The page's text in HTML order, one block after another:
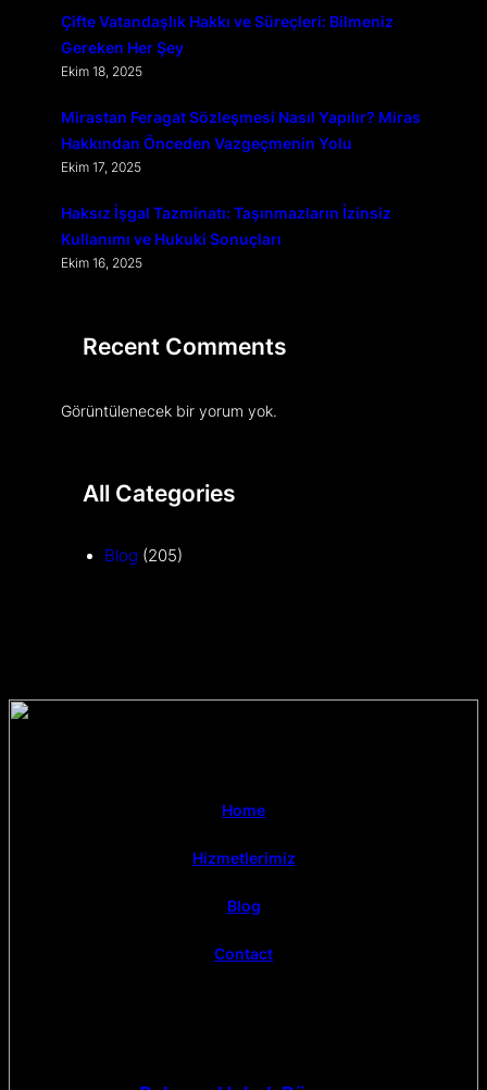
Çifte Vatandaşlık Hakkı ve Süreçleri: Bilmeniz
Gereken Her Şey
Ekim 18, 2025
Mirastan Feragat Sözleşmesi Nasıl Yapılır? Miras
Hakkından Önceden Vazgeçmenin Yolu
Ekim 17, 2025
Haksız İşgal Tazminatı: Taşınmazların İzinsiz
Kullanımı ve Hukuki Sonuçları
Ekim 16, 2025
Recent Comments
Görüntülenecek bir yorum yok.
All Categories
Blog (205)
Home
Hizmetlerimiz
Blog
Contact